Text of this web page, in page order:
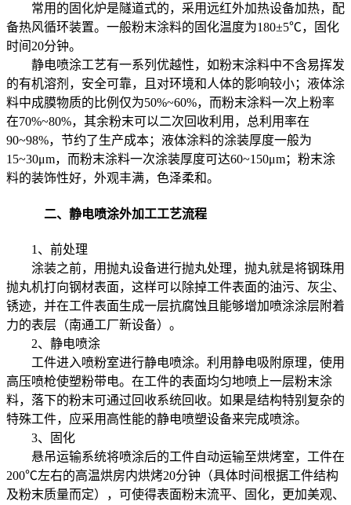
常用的固化炉是隧道式的，采用远红外加热设备加热，配
备热风循环装置。一般粉末涂料的固化温度为180±5℃，固化
时间20分钟。
静电喷涂工艺有一系列优越性，如粉末涂料中不含易挥发
的有机溶剂，安全可靠，且对环境和人体的影响较小；液体涂
料中成膜物质的比例仅为50%~60%，而粉末涂料一次上粉率
在70%~80%，其余粉末可以二次回收利用，总利用率在
90~98%，节约了生产成本；液体涂料的涂装厚度一般为
15~30μm，而粉末涂料一次涂装厚度可达60~150μm；粉末涂
料的装饰性好，外观丰满，色泽柔和。
二、 静电喷涂外加工工艺流程
1、前处理
涂装之前，用抛丸设备进行抛丸处理，抛丸就是将钢珠用
抛丸机打向钢材表面，这样可以除掉工件表面的油污、灰尘、
锈迹，并在工件表面生成一层抗腐蚀且能够增加喷涂涂层附着
力的表层（南通工厂新设备）。
2、静电喷涂
工件进入喷粉室进行静电喷涂。利用静电吸附原理，使用
高压喷枪使塑粉带电。在工件的表面均匀地喷上一层粉末涂
料，落下的粉末可通过回收系统回收。如果是结构特别复杂的
特殊工件，应采用高性能的静电喷塑设备来完成喷涂。
3、固化
悬吊运输系统将喷涂后的工件自动运输至烘烤室，工件在
200℃左右的高温烘房内烘烤20分钟（具体时间根据工件结构
及粉末质量而定），可使得表面粉末流平、固化，更加美观、